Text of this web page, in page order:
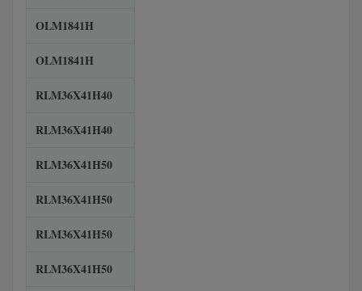
OLM1841H
OLM1841H
RLM36X41H40
RLM36X41H40
RLM36X41H50
RLM36X41H50
RLM36X41H50
RLM36X41H50